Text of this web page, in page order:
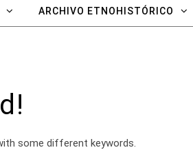
ARCHIVO ETNOHISTÓRICO
some different keywords.